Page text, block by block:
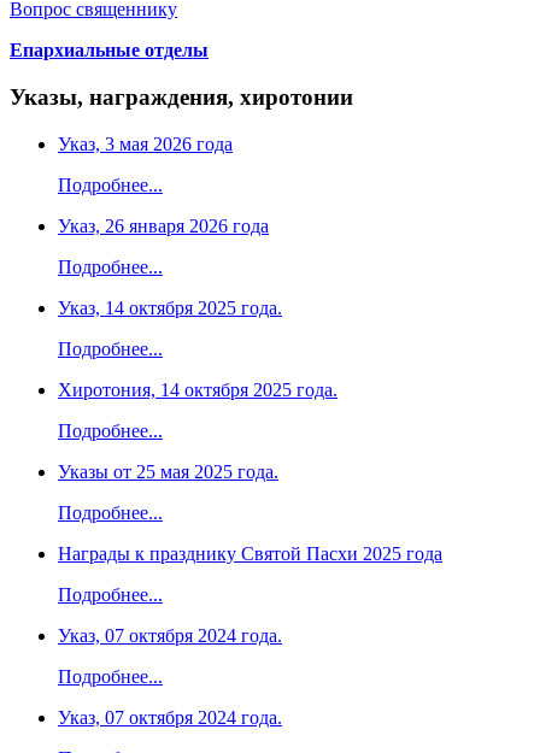
Вопрос священнику
Епархиальные отделы
Указы, награждения, хиротонии
Указ, 3 мая 2026 года
Подробнее...
Указ, 26 января 2026 года
Подробнее...
Указ, 14 октября 2025 года.
Подробнее...
Хиротония, 14 октября 2025 года.
Подробнее...
Указы от 25 мая 2025 года.
Подробнее...
Награды к празднику Святой Пасхи 2025 года
Подробнее...
Указ, 07 октября 2024 года.
Подробнее...
Указ, 07 октября 2024 года.